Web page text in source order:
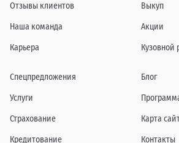
Отзывы клиентов
Наша команда
Карьера
Выкуп
Акции
Кузовной
Спецпредложения
Услуги
Страхование
Кредитование
Блог
Карта
Контакты